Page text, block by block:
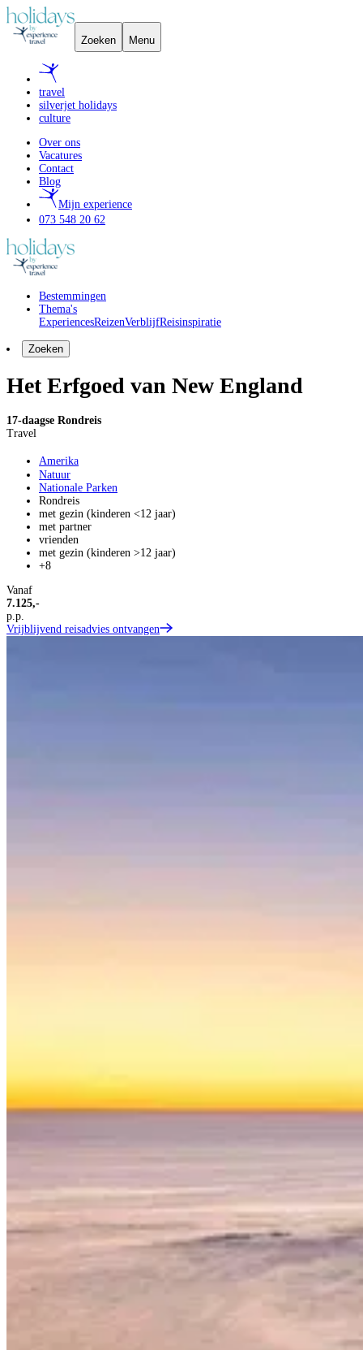
Zoeken Menu
travel
silverjet holidays
culture
Over ons
Vacatures
Contact
Blog
Mijn experience
073 548 20 62
Bestemmingen
Thema's
ExperiencesReizenVerblijfReisinspiratie
Zoeken
Het Erfgoed van New England
17-daagse Rondreis
Travel
Amerika
Natuur
Nationale Parken
Rondreis
met gezin (kinderen <12 jaar)
met partner
vrienden
met gezin (kinderen >12 jaar)
+8
Vanaf
7.125,-
p.p.
Vrijblijvend reisadvies ontvangen